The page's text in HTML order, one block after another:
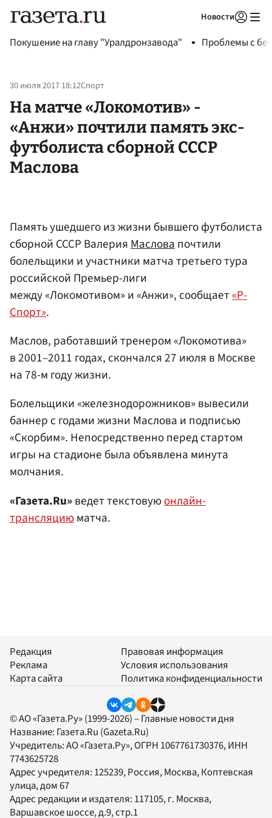
Новости
Покушение на главу "Уралдронзавода" Проблемы с
30 июля 2017 18:12Спорт
На матче «Локомотив» -
«Анжи» почтили память экс-
футболиста сборной СССР
Маслова
Память ушедшего из жизни бывшего футболиста
сборной СССР ВалерияМасловапочтили
болельщики и участники матча третьего тура
российской Премьер-лиги
между «Локомотивом» и «Анжи», сообщает«Р-
Спорт».
Маслов, работавший тренером «Локомотива»
в 2001–2011 годах, скончался 27 июля в Москве
на 78-м году жизни.
Болельщики «железнодорожников» вывесили
баннер с годами жизни Маслова и подписью
«Скорбим». Непосредственно перед стартом
игры на стадионе была объявлена минута
молчания.
«Газета.Ru»ведет текстовуюонлайн-
трансляциюматча.
Редакция
Реклама
Карта сайта
Правовая информация
Условия использования
Политика конфиденциальности
© АО «Газета.Ру» (1999-2026) – Главные новости дня
Название: Газета.Ru (Gazeta.Ru)
Учредитель:АО «Газета.Ру», ОГРН 1067761730376, ИНН
7743625728
Адрес учредителя: 125239, Россия, Москва, Коптевская
улица, дом 67
Адрес редакции и издателя: 117105, г. Москва,
Варшавское шоссе, д.9, стр.1